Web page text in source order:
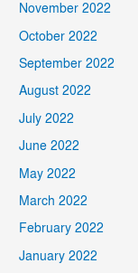
November 2022
October 2022
September 2022
August 2022
July 2022
June 2022
May 2022
March 2022
February 2022
January 2022